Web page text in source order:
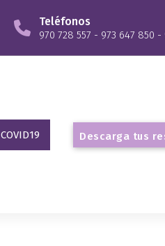
Teléfonos
970 728 557 - 973 647 850 -
COVID19 Descarga tus re